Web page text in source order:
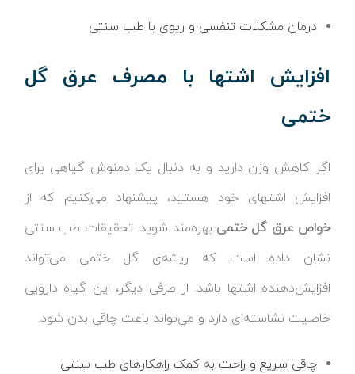
درمان مشکلات تنفسی و ریوی با طب سنتی
افزایش اشتها با مصرف عرق گل
ختمی
اگر کاهش وزن دارید و به دنبال یک دمنوش گیاهی برای
افزایش اشتهای خود هستید، پیشنهاد می‌کنیم که از
خواص عرق گل ختمی بهره‌مند شوید. تحقیقات طب سنتی
نشان داده است که ریشه‌ی گل ختمی می‌تواند
افزایش‌دهنده اشتها باشد. از طرفی دیگر، این گیاه دارویی
خاصیت نشاسته‌ای دارد و می‌تواند باعث چاقی بدن شود.
چاقی سریع و راحت به کمک راهکارهای طب سنتی